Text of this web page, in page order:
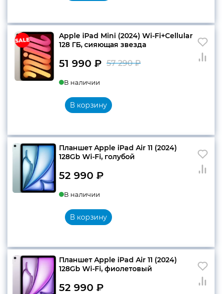
Apple iPad Mini (2024) Wi-Fi+Cellular
128 ГБ, сияющая звезда
57 290₽
51 990 ₽
В наличии
В корзину
Планшет Apple iPad Air 11 (2024)
128Gb Wi-Fi, голубой
52 990 ₽
В наличии
В корзину
Планшет Apple iPad Air 11 (2024)
128Gb Wi-Fi, фиолетовый
52 990 ₽